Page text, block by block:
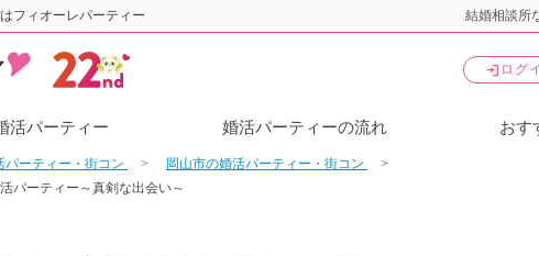
フィオーレパーティー 結婚相談所
login ログ
活パーティー 婚活パーティーの流れ おす
パーティー・街コン
岡山市の婚活パーティー・街コン
パーティー～真剣な出会い～